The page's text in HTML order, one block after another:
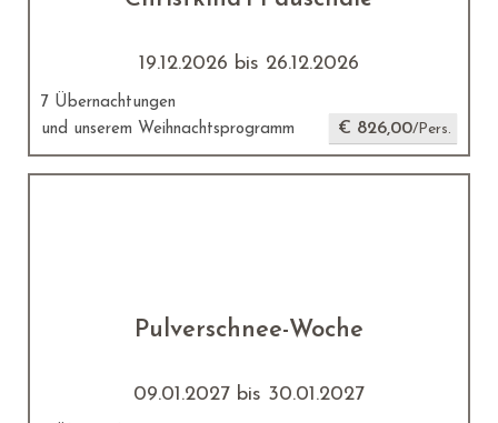
19.12.2026 bis 26.12.2026
7 Übernachtungen
und unserem Weihnachtsprogramm
€ 826,00/Pers.
Pulverschnee-Woche
09.01.2027 bis 30.01.2027